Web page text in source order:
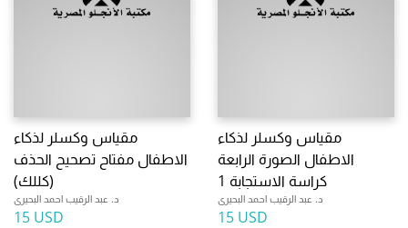
مقياس وكسلر لذكاء
الاطفال مفتاح تصحيح الحذف
(كللك)
د. عبد الرقيب احمد البحيرى
15 USD
مقياس وكسلر لذكاء
الاطفال الصورة الرابعة
كراسة الاستجابة 1
د. عبد الرقيب احمد البحيرى
15 USD